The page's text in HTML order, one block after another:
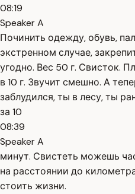
08:19
Speaker A
Починить одежду, обувь,
экстренном случае,
угодно. Вес 50 г. Свисток.
в 10 г. Звучит смешно. А
заблудился, ты в лесу, ты
за 10
08:39
Speaker A
минут. Свистеть можешь
на расстоянии до
стоить жизни.